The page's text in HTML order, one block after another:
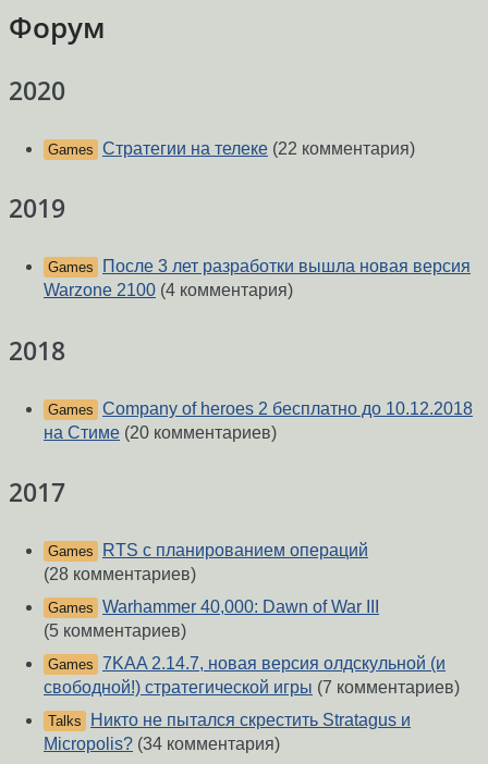
Форум
2020
Games Стратегии на телеке (22 комментария)
2019
Games
После 3 лет разработки вышла новая версия
Warzone 2100 (4 комментария)
2018
Games Company of heroes 2 бесплатно до 10.12.2018
на Стиме (20 комментариев)
2017
Games
RTS с планированием операций
(28 комментариев)
Games Warhammer 40,000: Dawn of War III
(5 комментариев)
Games 7KAA 2.14.7, новая версия олдскульной (и
свободной!) стратегической игры (7 комментариев)
Talks
Никто не пытался скрестить Stratagus и
Micropolis? (34 комментария)